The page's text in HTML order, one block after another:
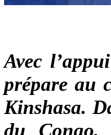
Avec
prépare au
Kinshasa.
du Congo,